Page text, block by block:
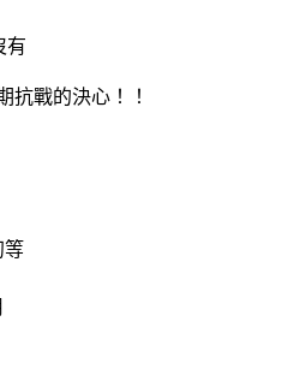
有
抗戰的決心！！
等